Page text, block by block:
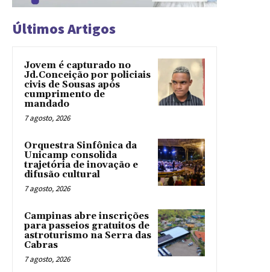
Últimos Artigos
Jovem é capturado no
Jd.Conceição por policiais
civis de Sousas após
cumprimento de
mandado
7 agosto, 2026
Orquestra Sinfônica da
Unicamp consolida
trajetória de inovação e
difusão cultural
7 agosto, 2026
Campinas abre inscrições
para passeios gratuitos de
astroturismo na Serra das
Cabras
7 agosto, 2026